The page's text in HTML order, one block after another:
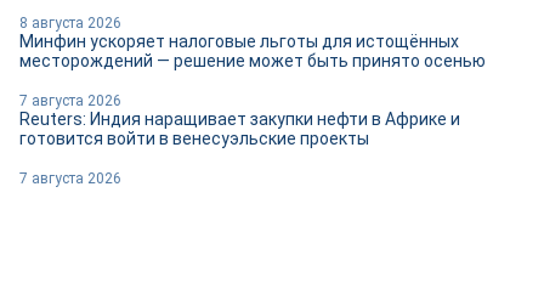
8 августа 2026
Минфин ускоряет налоговые льготы для истощённых
месторождений — решение может быть принято осенью
7 августа 2026
Reuters: Индия наращивает закупки нефти в Африке и
готовится войти в венесуэльские проекты
7 августа 2026